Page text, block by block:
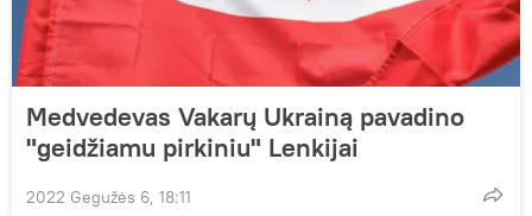
Medvedevas Vakarų Ukrainą pavadino
"geidžiamu pirkiniu" Lenkijai
2022 Gegužės 6, 18:11